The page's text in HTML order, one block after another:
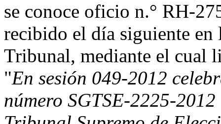
se conoce oficio n.° RH-
recibido el día siguiente en
Tribunal, mediante el cual
"En sesión 049-2012
número SGTSE-2225-2012